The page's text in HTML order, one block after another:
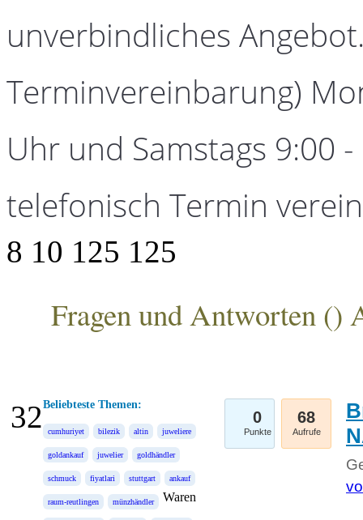
unverbindliches
Terminvereinbarung)
Uhr und Samstags 9:00
telefonisch Termin
8 10 125 125
Fragen und Antworten ()
Beliebteste Themen:
cumhuriyet bilezik altin juweliere
goldankauf juwelier goldhändler
schmuck fiyatlari stuttgart ankauf
raum-reutlingen münzhändler Waren
0
Punkte
68
Aufrufe
32